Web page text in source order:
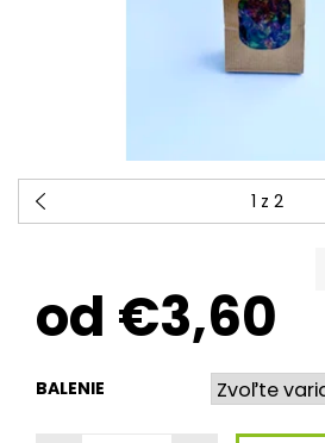
1 z 2
od €3,60
BALENIE